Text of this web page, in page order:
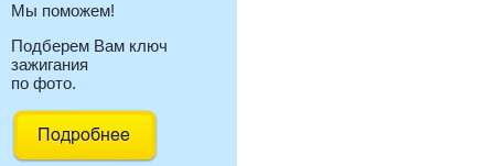
Мы поможем!
Подберем Вам ключ
зажигания
по фото.